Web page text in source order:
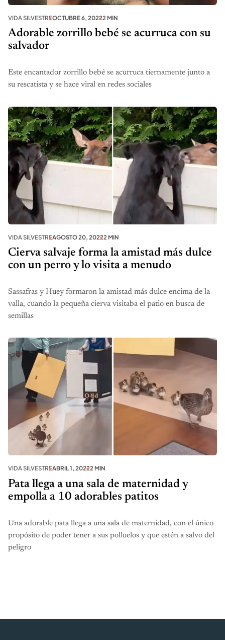
VIDA SILVESTREOCTUBRE 6, 20222 MIN
Adorable zorrillo bebé se acurruca con su
salvador
Este encantador zorrillo bebé se acurruca tiernamente junto a
su rescatista y se hace viral en redes sociales
VIDA SILVESTREAGOSTO 20, 20222 MIN
Cierva salvaje forma la amistad más dulce
con un perro y lo visita a menudo
Sassafras y Huey formaron la amistad más dulce encima de la
valla, cuando la pequeña cierva visitaba el patio en busca de
semillas
VIDA SILVESTREABRIL 1, 20222 MIN
Pata llega a una sala de maternidad y
empolla a 10 adorables patitos
Una adorable pata llega a una sala de maternidad, con el único
propósito de poder tener a sus polluelos y que estén a salvo del
peligro